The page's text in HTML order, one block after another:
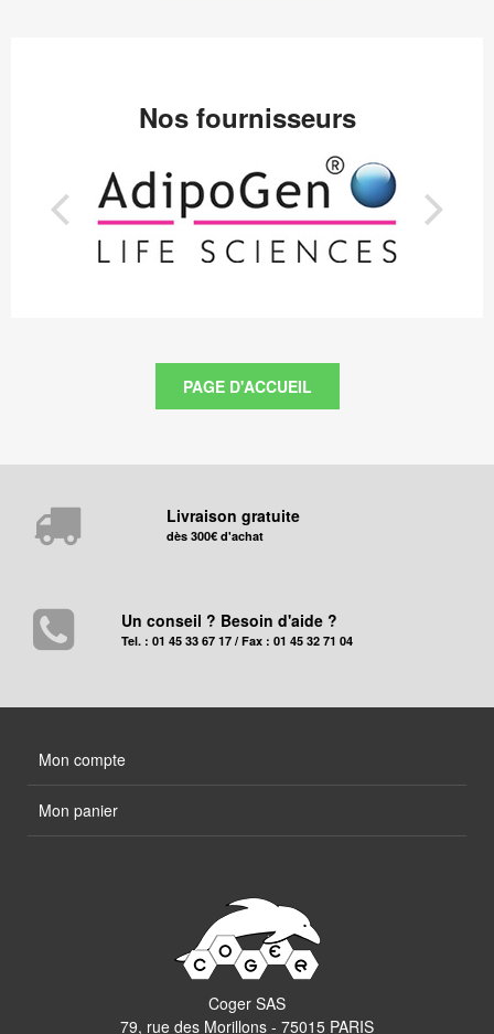
Nos fournisseurs
Livraison gratuite
dès 300€ d'achat
Un conseil ? Besoin d'aide ?
Tel. : 01 45 33 67 17 / Fax : 01 45 32 71 04
Mon compte
Mon panier
Coger SAS
79, rue des Morillons - 75015 PARIS